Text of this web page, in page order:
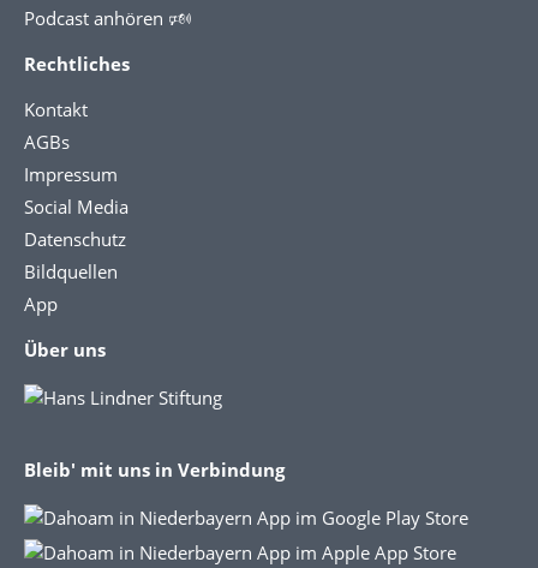
Podcast anhören 🕬
Rechtliches
Kontakt
AGBs
Impressum
Social Media
Datenschutz
Bildquellen
App
Über uns
Bleib' mit uns in Verbindung